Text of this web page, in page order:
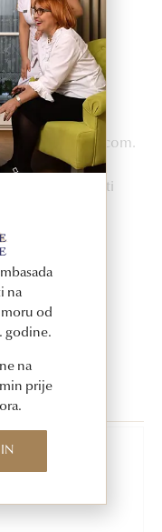
očima ili sluznicom.
vodom. Ovaj
djeci. Izbjegavati
ovog
na
od
godine.
na
prije